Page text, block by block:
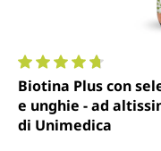
Valutazione media di
Biotina Plus con
e unghie - ad
di Unimedica